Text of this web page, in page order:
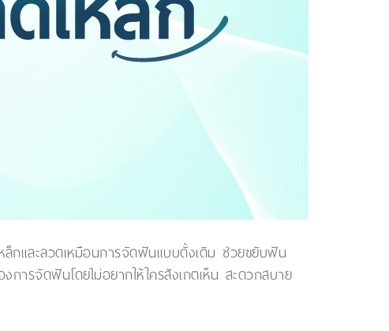
ล็กและลวดเหมือนการจัดฟันแบบดั้งเดิม ช่วยขยับฟัน
ารจัดฟันโดยไม่อยากให้ใครสังเกตเห็น สะดวกสบาย